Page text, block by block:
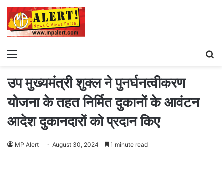
Menu
उप मुख्यमंत्री शुक्ल ने पुनर्घनत्वीकरण
योजना के तहत निर्मित दुकानों के आवंटन
आदेश दुकानदारों को प्रदान किए
MP Alert August 30, 2024 1 minute read